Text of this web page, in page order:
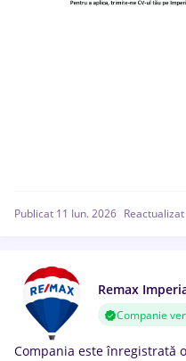
Publicat 11 Iun. 2026
Remax
Companie
Compania este înregistrată